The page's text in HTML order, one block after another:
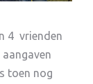
4 vrienden
toen nog